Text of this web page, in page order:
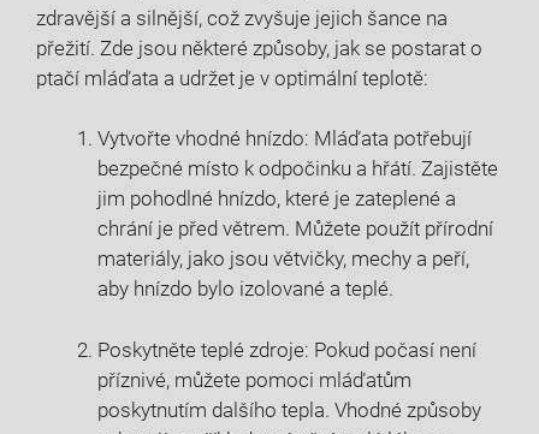
zdravější a silnější, což zvyšuje jejich šance na
přežití. Zde jsou některé způsoby, jak se postarat o
ptačí mláďata a udržet je v optimální teplotě:
Vytvořte vhodné hnízdo: Mláďata potřebují
bezpečné místo k odpočinku a hřátí. Zajistěte
jim pohodlné hnízdo, které je zateplené a
chrání je před větrem. Můžete použít přírodní
materiály, jako jsou větvičky, mechy a peří,
aby hnízdo bylo izolované a teplé.
Poskytněte teplé zdroje: Pokud počasí není
příznivé, můžete pomoci mláďatům
poskytnutím dalšího tepla. Vhodné způsoby